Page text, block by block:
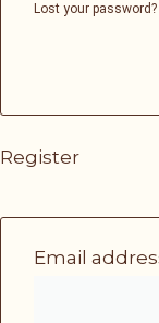
Lost your password?
Register
Email